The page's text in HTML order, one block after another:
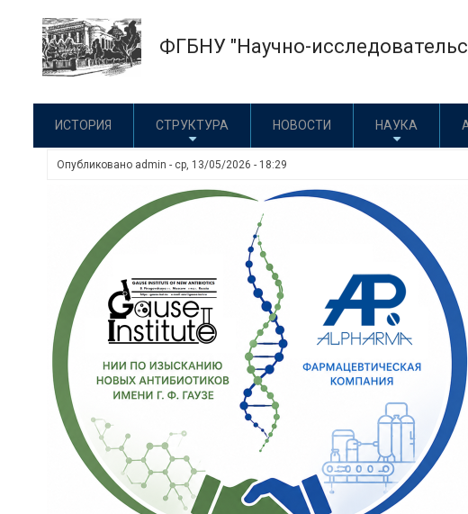
основному
содержанию
ФГБНУ "Научно-
ИСТОРИЯ СТРУКТУРА НОВОСТИ НАУКА
Опубликовано admin - ср, 13/05/2026 - 18:29